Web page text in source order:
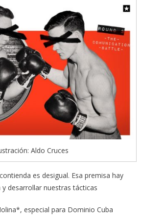
Aldo Cruces
es desigual. Esa premisa hay
desarrollar nuestras tácticas
especial para Dominio Cuba